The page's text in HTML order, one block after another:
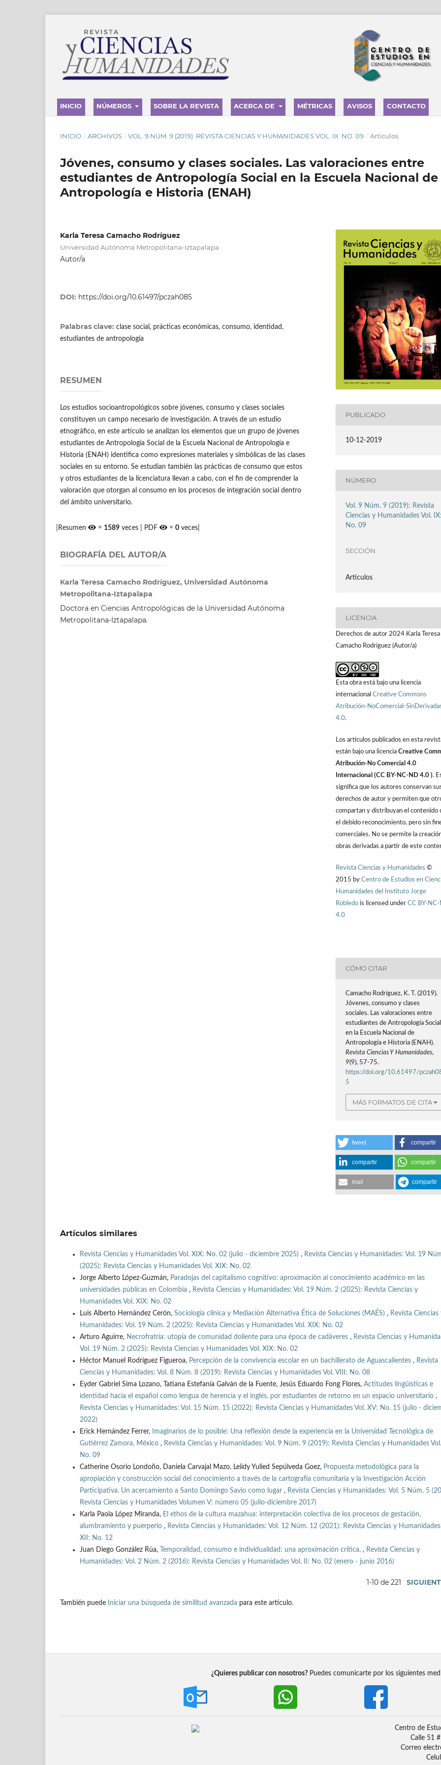
INICIO NÚMEROS SOBRE LA REVISTA ACERCA DE MÉTRICAS AVISOS CONTACTO
INICIO / ARCHIVOS / VOL. 9 NÚM. 9 (2019): REVISTA CIENCIAS Y HUMANIDADES VOL. IX: NO. 09 / Artículos
Jóvenes, consumo y clases sociales. Las valoraciones entre
estudiantes de Antropología Social en la Escuela Nacional de
Antropología e Historia (ENAH)
Karla Teresa Camacho Rodríguez
Universidad Autónoma Metropolitana-Iztapalapa
Autor/a
DOI: https://doi.org/10.61497/pczah085
Palabras clave: clase social, prácticas económicas, consumo, identidad,
estudiantes de antropología
RESUMEN
Los estudios socioantropológicos sobre jóvenes, consumo y clases sociales
constituyen un campo necesario de investigación. A través de un estudio
etnográfico, en este artículo se analizan los elementos que un grupo de jóvenes
estudiantes de Antropología Social de la Escuela Nacional de Antropología e
Historia (ENAH) identifica como expresiones materiales y simbólicas de las clases
sociales en su entorno. Se estudian también las prácticas de consumo que estos
y otros estudiantes de la licenciatura llevan a cabo, con el fin de comprender la
valoración que otorgan al consumo en los procesos de integración social dentro
del ámbito universitario.
|Resumen = 1589 veces | PDF =0 veces|
BIOGRAFÍA DEL AUTOR/A
Karla Teresa Camacho Rodríguez, Universidad Autónoma
Metropolitana-Iztapalapa
Doctora en Ciencias Antropológicas de la Universidad Autónoma
Metropolitana-Iztapalapa.
PUBLICADO
10-12-2019
NÚMERO
Vol. 9 Núm. 9 (2019): Revista
Ciencias y Humanidades Vol. IX:
No. 09
SECCIÓN
Artículos
LICENCIA
Derechos de autor 2024 Karla Teresa
Camacho Rodríguez (Autor/a)
Esta obra está bajo una licencia
internacional Creative Commons
Atribución-NoComercial-
4.0.
Los artículos publicados en esta
están bajo una licencia Creative
Atribución-No Comercial 4.0
Internacional (CC BY-NC-ND 4.0 ).
significa que los autores conservan
derechos de autor y permiten que
compartan y distribuyan el contenido
el debido reconocimiento, pero sin
comerciales. No se permite la
obras derivadas a partir de este
Revista Ciencias y Humanidades ©
2015 by Centro de Estudios en
Humanidades del Instituto Jorge
Robledo is licensed under CC BY-
4.0
CÓMO CITAR
Camacho Rodríguez, K. T. (2019).
Jóvenes, consumo y clases
sociales. Las valoraciones entre
estudiantes de Antropología Social
en la Escuela Nacional de
Antropología e Historia (ENAH).
Revista Ciencias Y Humanidades,
9(9), 57-75.
https://doi.org/10.61497/
5
MÁS FORMATOS DE CITA
tweet compartir
compartir compartir
mail compartir
Artículos similares
Revista Ciencias y Humanidades Vol. XIX: No. 02 (julio - diciembre 2025) , Revista Ciencias y Humanidades: Vol. 19
(2025): Revista Ciencias y Humanidades Vol. XIX: No. 02
Jorge Alberto López-Guzmán, Paradojas del capitalismo cognitivo: aproximación al conocimiento académico en las
universidades públicas en Colombia , Revista Ciencias y Humanidades: Vol. 19 Núm. 2 (2025): Revista Ciencias y
Humanidades Vol. XIX: No. 02
Luis Alberto Hernández Cerón, Sociología clínica y Mediación Alternativa Ética de Soluciones (MAÉS) , Revista Ciencias
Humanidades: Vol. 19 Núm. 2 (2025): Revista Ciencias y Humanidades Vol. XIX: No. 02
Arturo Aguirre, Necrofratría: utopía de comunidad doliente para una época de cadáveres , Revista Ciencias y
Vol. 19 Núm. 2 (2025): Revista Ciencias y Humanidades Vol. XIX: No. 02
Héctor Manuel Rodríguez Figueroa, Percepción de la convivencia escolar en un bachillerato de Aguascalientes , Revista
Ciencias y Humanidades: Vol. 8 Núm. 8 (2019): Revista Ciencias y Humanidades Vol. VIII: No. 08
Eyder Gabriel Sima Lozano, Tatiana Estefanía Galván de la Fuente, Jesús Eduardo Fong Flores, Actitudes lingüísticas e
identidad hacia el español como lengua de herencia y el inglés, por estudiantes de retorno en un espacio universitario ,
Revista Ciencias y Humanidades: Vol. 15 Núm. 15 (2022): Revista Ciencias y Humanidades Vol. XV: No. 15 (julio -
2022)
Erick Hernández Ferrer,
Imaginarios de lo posible: Una reflexión desde la experiencia en la Universidad Tecnológica de
Gutiérrez Zamora, México , Revista Ciencias y Humanidades: Vol. 9 Núm. 9 (2019): Revista Ciencias y Humanidades
No. 09
Catherine Osorio Londoño, Daniela Carvajal Mazo, Leiidy Yulied Sepúlveda Goez, Propuesta metodológica para la
apropiación y construcción social del conocimiento a través de la cartografía comunitaria y la Investigación Acción
Participativa. Un acercamiento a Santo Domingo Savio como lugar , Revista Ciencias y Humanidades: Vol. 5 Núm. 5
Revista Ciencias y Humanidades Volumen V: número 05 (julio-diciembre 2017)
Karla Paola López Miranda, El ethos de la cultura mazahua: interpretación colectiva de los procesos de gestación,
alumbramiento y puerperio , Revista Ciencias y Humanidades: Vol. 12 Núm. 12 (2021): Revista Ciencias y Humanidades
XII: No. 12
Juan Diego González Rúa,
Temporalidad, consumo e individualidad: una aproximación crítica. , Revista Ciencias y
Humanidades: Vol. 2 Núm. 2 (2016): Revista Ciencias y Humanidades Vol. II: No. 02 (enero - junio 2016)
1-10 de 221
También puede Iniciar una búsqueda de similitud avanzada para este artículo.
¿Quieres publicar con nosotros?Puedes comunicarte por los siguientes
Centro de
Calle 51
Correo